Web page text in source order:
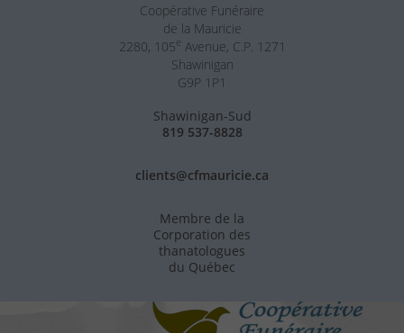
Coopérative Funéraire
de la Mauricie
2280, 105e Avenue, C.P. 1271
Shawinigan
G9P 1P1
Shawinigan-Sud
819 537-8828
clients@cfmauricie.ca
Membre de la
Corporation des
thanatologues
du Québec